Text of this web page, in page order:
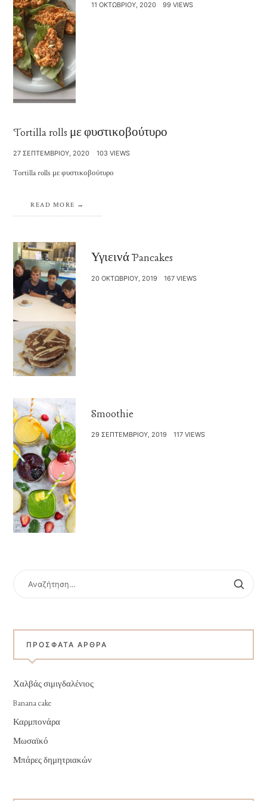
11 ΟΚΤΩΒΡΊΟΥ, 2020 99 VIEWS
Tortilla rolls με φυστικοβούτυρο
27 ΣΕΠΤΕΜΒΡΊΟΥ, 2020 103 VIEWS
Tortilla rolls με φυστικοβούτυρο
READ MORE
Υγιεινά Pancakes
20 ΟΚΤΩΒΡΊΟΥ, 2019 167 VIEWS
Smoothie
29 ΣΕΠΤΕΜΒΡΊΟΥ, 2019 117 VIEWS
ΑΝΑΖΉΤΗΣΗ
ΠΡΌΣΦΑΤΑ ΆΡΘΡΑ
Χαλβάς σιμιγδαλένιος
Banana cake
Καρμπονάρα
Μωσαϊκό
Μπάρες δημητριακών